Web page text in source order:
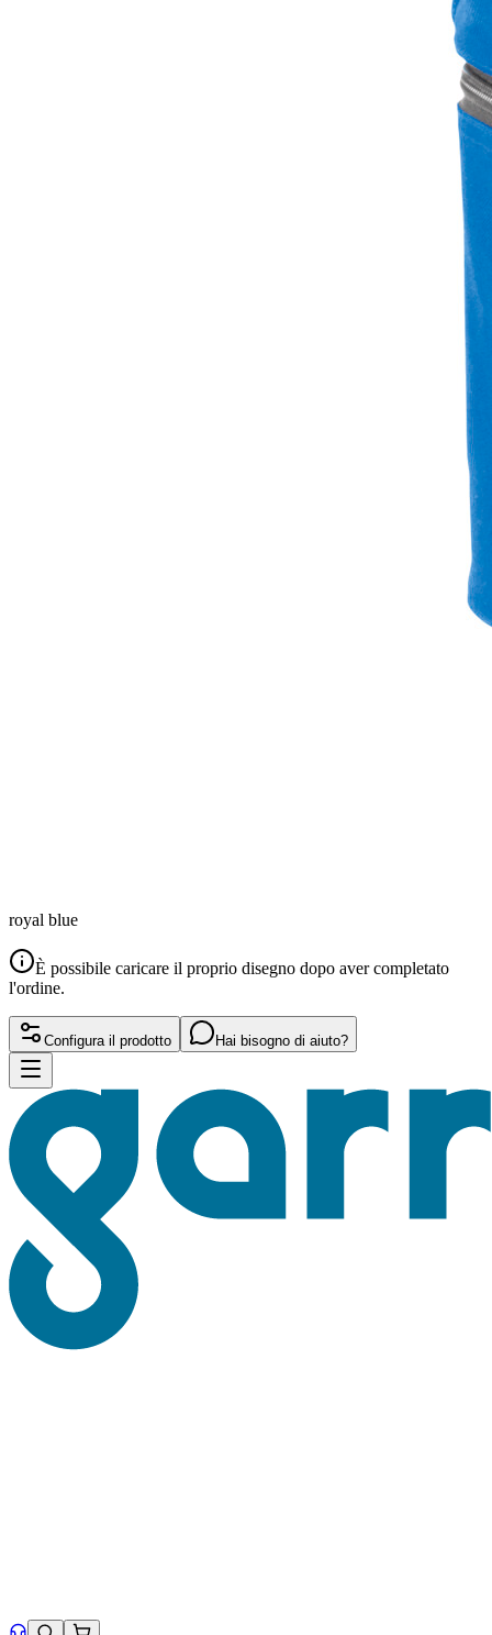
royal blue
È possibile caricare il proprio disegno dopo aver completato
l'ordine.
Configura il prodotto Hai bisogno di aiuto?